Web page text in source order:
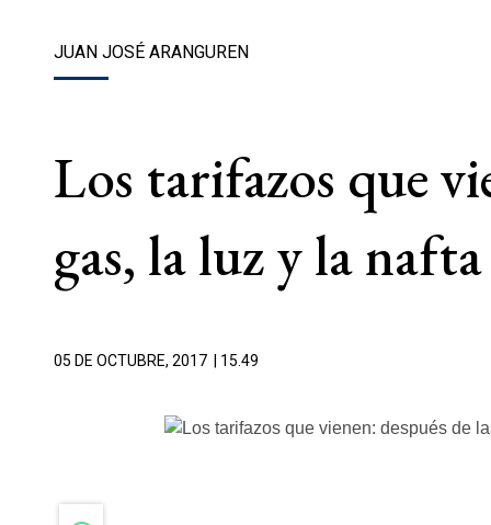
JUAN JOSÉ ARANGUREN
Los tarifazos que
gas, la luz y la nafta
05 DE OCTUBRE, 2017 | 15.49